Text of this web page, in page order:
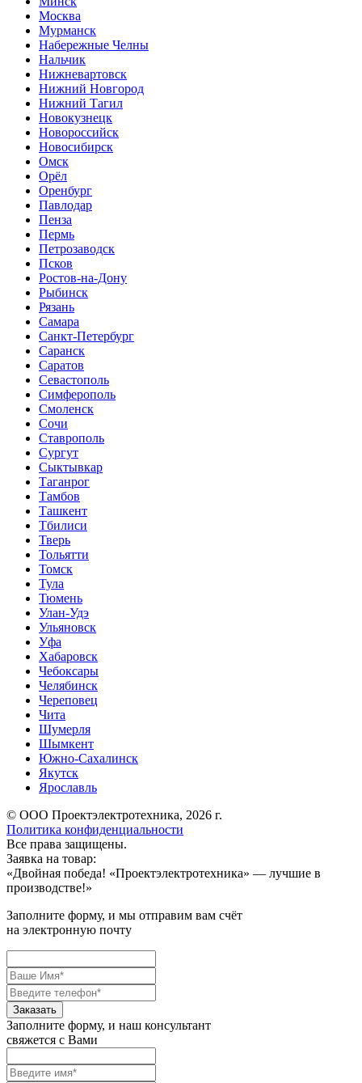
Москва
Мурманск
Набережные Челны
Нальчик
Нижневартовск
Нижний Новгород
Нижний Тагил
Новокузнецк
Новороссийск
Новосибирск
Омск
Орёл
Оренбург
Павлодар
Пенза
Пермь
Петрозаводск
Псков
Ростов-на-Дону
Рыбинск
Рязань
Самара
Санкт-Петербург
Саранск
Саратов
Севастополь
Симферополь
Смоленск
Сочи
Ставрополь
Сургут
Сыктывкар
Таганрог
Тамбов
Ташкент
Тбилиси
Тверь
Тольятти
Томск
Тула
Тюмень
Улан-Удэ
Ульяновск
Уфа
Хабаровск
Чебоксары
Челябинск
Череповец
Чита
Шумерля
Шымкент
Южно-Сахалинск
Якутск
Ярославль
© ООО Проектэлектротехника, 2026 г.
Политика конфиденциальности
Все права защищены.
Заявка на товар:
«Двойная победа! «Проектэлектротехника» — лучшие в
производстве!»
Заполните форму, и мы отправим вам счёт
на электронную почту
Заполните форму, и наш консультант
свяжется с Вами